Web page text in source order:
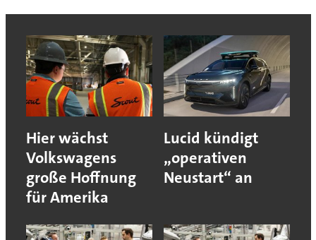
Hier wächst
Volkswagens
große Hoffnung
für Amerika
Lucid kündigt
„operativen
Neustart“ an